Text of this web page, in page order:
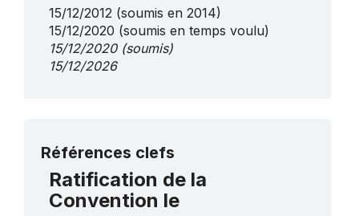
15/12/2012 (soumis en 2014)
15/12/2020 (soumis en temps voulu)
15/12/2020(soumis)
15/12/2026
Références clefs
Ratification de la
Convention le